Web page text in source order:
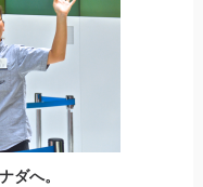
ダへ。